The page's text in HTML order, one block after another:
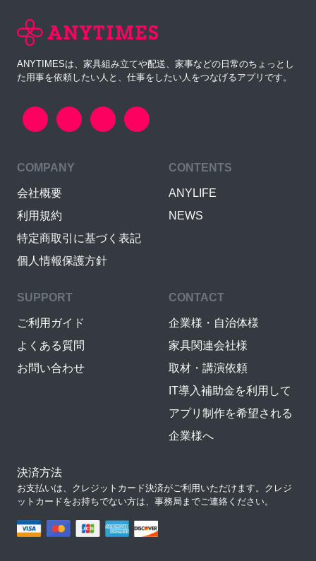
ANYTIMESは、家具組み立てや配送、家事などの日常のちょっとし
た用事を依頼したい人と、仕事をしたい人をつなげるアプリです。
COMPANY
会社概要
利用規約
特定商取引に基づく表記
個人情報保護方針
CONTENTS
ANYLIFE
NEWS
SUPPORT
ご利用ガイド
よくある質問
お問い合わせ
CONTACT
企業様・自治体様
家具関連会社様
取材・講演依頼
IT導入補助金を利用して
アプリ制作を希望される
企業様へ
決済方法
お支払いは、クレジットカード決済がご利用いただけます。クレジ
ットカードをお持ちでない方は、事務局までご連絡ください。